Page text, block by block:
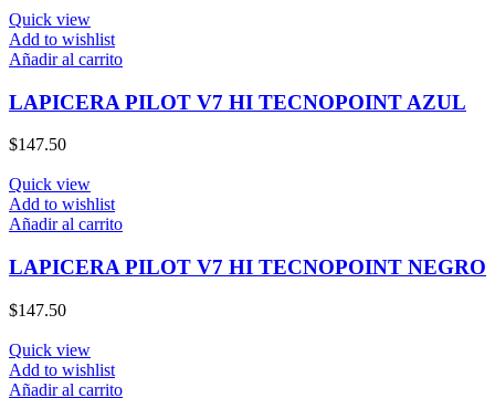
Quick view
Add to wishlist
Añadir al carrito
LAPICERA PILOT V7 HI TECNOPOINT AZUL
$147.50
Quick view
Add to wishlist
Añadir al carrito
LAPICERA PILOT V7 HI TECNOPOINT NEGRO
$147.50
Quick view
Add to wishlist
Añadir al carrito